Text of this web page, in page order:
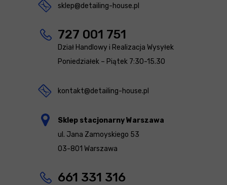
sklep@detailing-house.pl
727 001 751
Dział Handlowy i Realizacja Wysyłek
Poniedziałek – Piątek 7:30-15.30
kontakt@detailing-house.pl
Sklep stacjonarny Warszawa
ul. Jana Zamoyskiego 53
03-801 Warszawa
661 331 316